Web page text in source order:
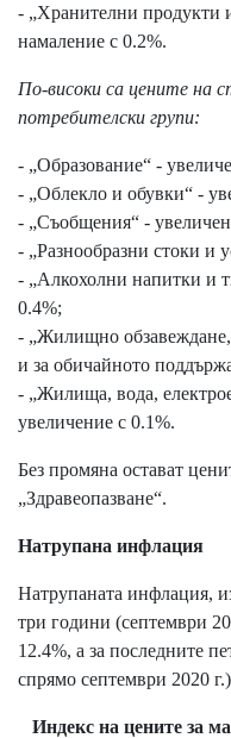
- „Хранителни продукти
намаление с 0.2%.
По-високи са цените на
потребителски групи:
- „Образование“ -
- „Облекло и обувки“ -
- „Съобщения“ -
- „Разнообразни стоки и
- „Алкохолни напитки и
0.4%;
- „Жилищно обзавеждане,
и за обичайното
- „Жилища, вода,
увеличение с 0.1%.
Без промяна остават
„Здравеопазване“.
Натрупана инфлация
Натрупаната инфлация,
три години (септември
12.4%, а за последните
спрямо септември 2020
Индекс на цените за